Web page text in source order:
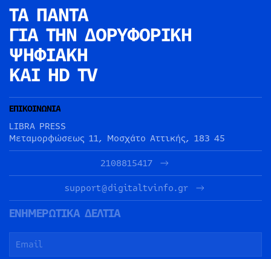
ΤΑ ΠΑΝΤΑ
ΓΙΑ ΤΗΝ ΔΟΡΥΦΟΡΙΚΗ
ΨΗΦΙΑΚΗ
ΚΑΙ HD TV
ΕΠΙΚΟΙΝΩΝΙΑ
LIBRA PRESS
Μεταμορφώσεως 11, Μοσχάτο Αττικής, 183 45
2108815417
support@digitaltvinfo.gr
ΕΝΗΜΕΡΩΤΙΚΑ ΔΕΛΤΙΑ